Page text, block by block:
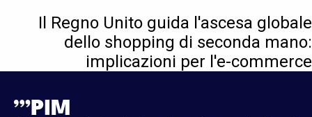
Il Regno Unito guida l'ascesa globale
dello shopping di seconda mano:
implicazioni per l'e-commerce